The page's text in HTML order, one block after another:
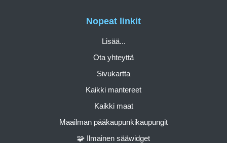
Nopeat linkit
Lisää...
Ota yhteyttä
Sivukartta
Kaikki mantereet
Kaikki maat
Maailman pääkaupunkikaupungit
🧩 Ilmainen sääwidget